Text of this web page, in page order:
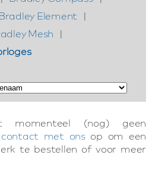
Element
|
Mesh
|
(nog) geen
met onsop om een
te bestellen of voor meer